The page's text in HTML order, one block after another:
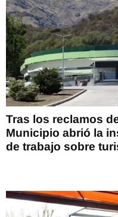
Tras los reclamos
Municipio abrió la
de trabajo sobre